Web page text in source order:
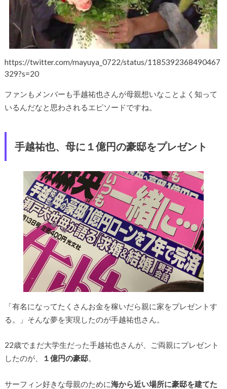
https://twitter.com/mayuya_0722/status/1185392368490467
329?s=20
ファンもメンバーも手越祐也さんが母親想いなことよく知って
いるんだなと思わされるエピソードですね。
手越祐也、母に１億円の豪邸をプレゼント
「有名になってたくさんお金を稼いだら親に家をプレゼントす
る。」そんな夢を実現したのが手越祐也さん。
22歳でまだ大学生だった手越祐也さんが、ご両親にプレゼント
したのが、
１億円の豪邸。
サーフィン好きな母親のために海から近い場所に豪邸を建てた